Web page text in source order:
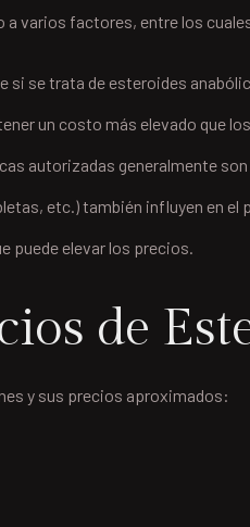
varios factores, entre los
si se trata de esteroides
un costo más elevado que
autorizadas generalmente
etc.) también influyen en el
puede elevar los precios.
de
y sus precios aproximados: